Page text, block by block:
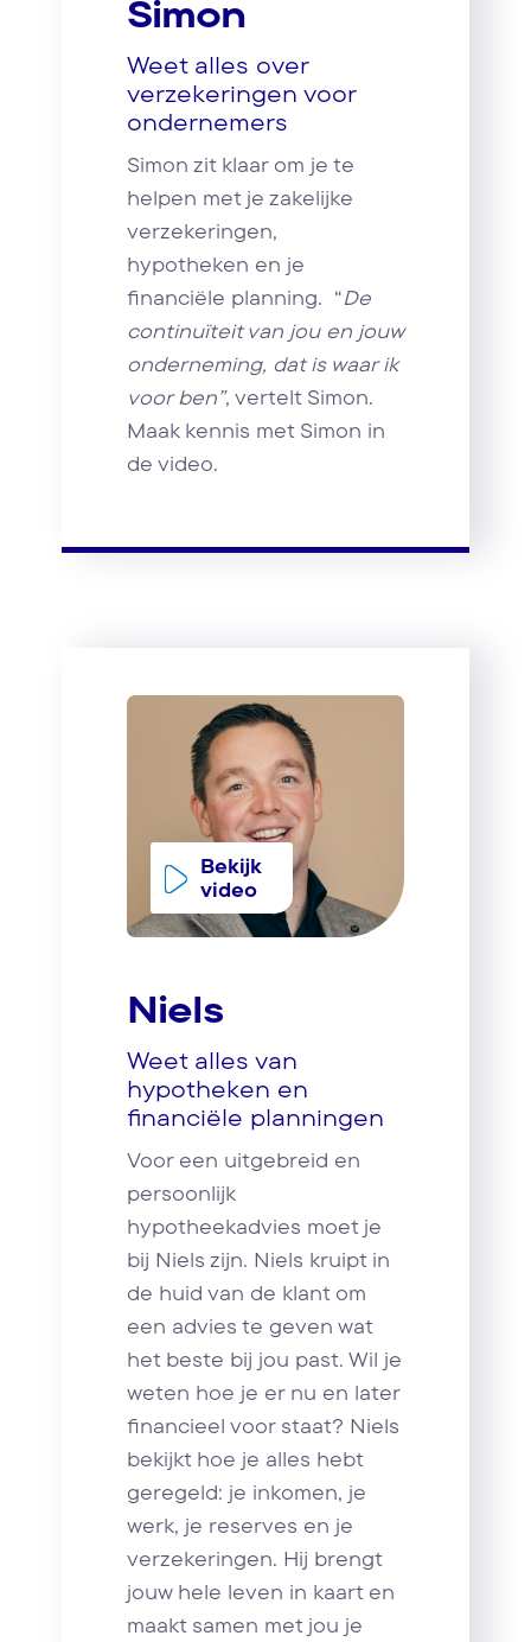
Simon
Weet alles over
verzekeringen voor
ondernemers
Simon zit klaar om je te
helpen met je zakelijke
verzekeringen,
hypotheken en je
financiële planning. “De
continuïteit van jou en jouw
onderneming, dat is waar ik
voor ben”, vertelt Simon.
Maak kennis met Simon in
de video.
Bekijk
video
Niels
Weet alles van
hypotheken en
financiële planningen
Voor een uitgebreid en
persoonlijk
hypotheekadvies moet je
bij Niels zijn. Niels kruipt in
de huid van de klant om
een advies te geven wat
het beste bij jou past. Wil je
weten hoe je er nu en later
financieel voor staat? Niels
bekijkt hoe je alles hebt
geregeld: je inkomen, je
werk, je reserves en je
verzekeringen. Hij brengt
jouw hele leven in kaart en
maakt samen met jou je